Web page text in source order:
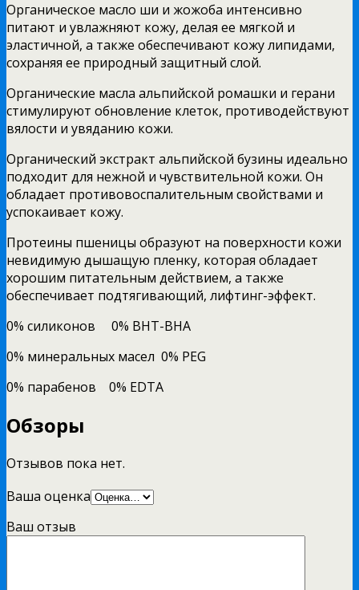
Органическое масло ши и жожоба интенсивно
питают и увлажняют кожу, делая ее мягкой и
эластичной, а также обеспечивают кожу липидами,
сохраняя ее природный защитный слой.
Органические масла альпийской ромашки и герани
стимулируют обновление клеток, противодействуют
вялости и увяданию кожи.
Органический экстракт альпийской бузины идеально
подходит для нежной и чувствительной кожи. Он
обладает противовоспалительным свойствами и
успокаивает кожу.
Протеины пшеницы образуют на поверхности кожи
невидимую дышащую пленку, которая обладает
хорошим питательным действием, а также
обеспечивает подтягивающий, лифтинг-эффект.
0% силиконов 0% BHT-BHA
0% минеральных масел 0% PEG
0% парабенов 0% EDTA
Обзоры
Отзывов пока нет.
Ваша оценка
Ваш отзыв